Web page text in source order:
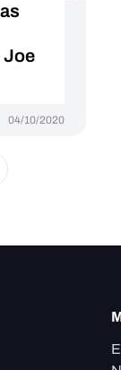
Joe
04/10/2020